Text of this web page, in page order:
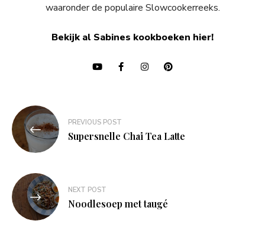
waaronder de populaire Slowcookerreeks.
Bekijk al Sabines kookboeken hier!
Bericht
navigatie
PREVIOUS POST
Supersnelle Chai Tea Latte
NEXT POST
Noodlesoep met taugé